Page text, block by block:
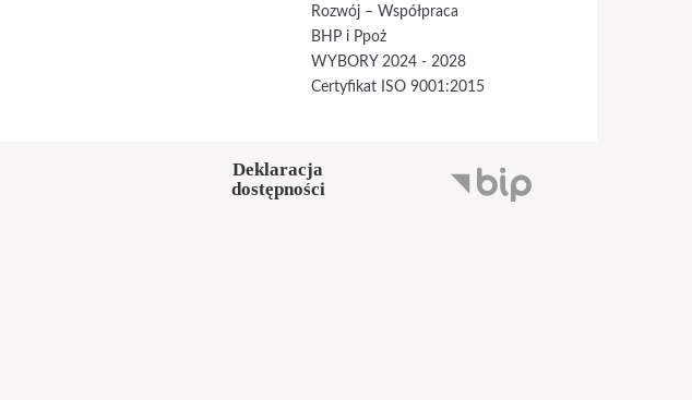
Rozwój – Współpraca
BHP i Ppoż
WYBORY 2024 - 2028
Certyfikat ISO 9001:2015
Deklaracja
dostępności